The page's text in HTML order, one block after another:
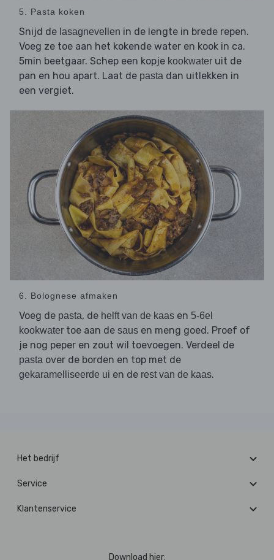
5. Pasta koken
Snijd de lasagnevellen in de lengte in brede repen.
Voeg ze toe aan het kokende water en kook in ca.
5min beetgaar. Schep een kopje kookwater uit de
pan en hou apart. Laat de pasta dan uitlekken in
een vergiet.
6. Bolognese afmaken
Voeg de pasta, de helft van de kaas en 5-6el
kookwater toe aan de saus en meng goed. Proef of
je nog peper en zout wil toevoegen. Verdeel de
pasta over de borden en top met de
gekaramelliseerde ui en de rest van de kaas.
Het bedrijf
Service
Klantenservice
Download hier: